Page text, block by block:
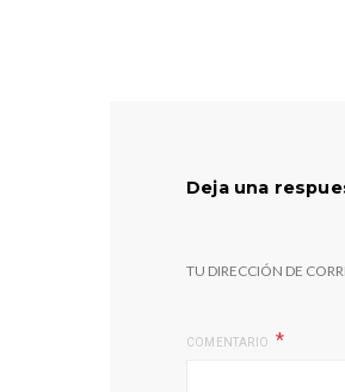
Deja una
TU DIRECCIÓN DE
COMENTARIO